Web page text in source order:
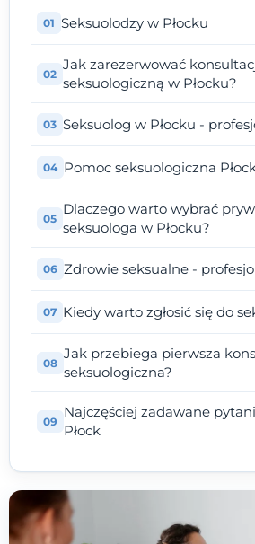
Seksuolodzy w Płocku
Jak zarezerwować
seksuologiczną w Płocku?
Seksuolog w Płocku -
Pomoc seksuologiczna
Dlaczego warto wybrać
seksuologa w Płocku?
Zdrowie seksualne -
Kiedy warto zgłosić się do
Jak przebiega pierwsza
seksuologiczna?
Najczęściej zadawane
Płock